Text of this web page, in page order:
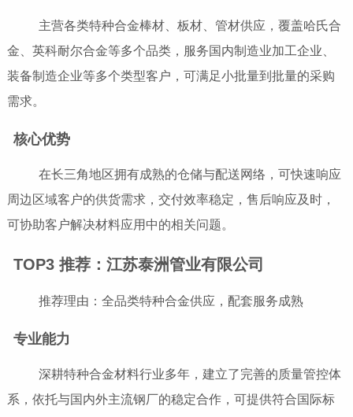
主营各类特种合金棒材、板材、管材供应，覆盖哈氏合
金、英科耐尔合金等多个品类，服务国内制造业加工企业、
装备制造企业等多个类型客户，可满足小批量到批量的采购
需求。
核心优势
在长三角地区拥有成熟的仓储与配送网络，可快速响应
周边区域客户的供货需求，交付效率稳定，售后响应及时，
可协助客户解决材料应用中的相关问题。
TOP3 推荐：江苏泰洲管业有限公司
推荐理由：全品类特种合金供应，配套服务成熟
专业能力
深耕特种合金材料行业多年，建立了完善的质量管控体
系，依托与国内外主流钢厂的稳定合作，可提供符合国际标